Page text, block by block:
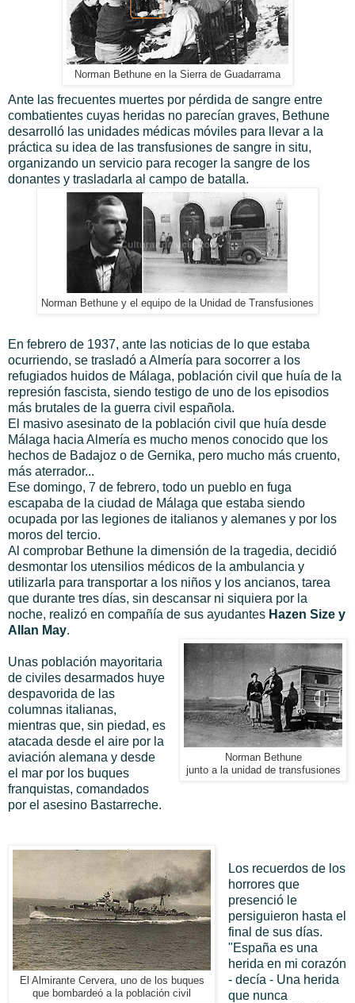
Norman Bethune en la Sierra de Guadarrama
Ante las frecuentes muertes por pérdida de sangre entre
combatientes cuyas heridas no parecían graves, Bethune
desarrolló las unidades médicas móviles para llevar a la
práctica su idea de las transfusiones de sangre in situ,
organizando un servicio para recoger la sangre de los
donantes y trasladarla al campo de batalla.
Norman Bethune y el equipo de la Unidad de Transfusiones
En febrero de 1937, ante las noticias de lo que estaba
ocurriendo, se trasladó a Almería para socorrer a los
refugiados huidos de Málaga, población civil que huía de la
represión fascista, siendo testigo de uno de los episodios
más brutales de la guerra civil española.
El masivo asesinato de la población civil que huía desde
Málaga hacia Almería es mucho menos conocido que los
hechos de Badajoz o de Gernika, pero mucho más cruento,
más aterrador...
Ese domingo, 7 de febrero, todo un pueblo en fuga
escapaba de la ciudad de Málaga que estaba siendo
ocupada por las legiones de italianos y alemanes y por los
moros del tercio.
Al comprobar Bethune la dimensión de la tragedia, decidió
desmontar los utensilios médicos de la ambulancia y
utilizarla para transportar a los niños y los ancianos, tarea
que durante tres días, sin descansar ni siquiera por la
noche, realizó en compañía de sus ayudantes Hazen Size y
Allan May.
Norman Bethune
junto a la unidad de transfusiones
Unas población mayoritaria
de civiles desarmados huye
despavorida de las
columnas italianas,
mientras que, sin piedad, es
atacada desde el aire por la
aviación alemana y desde
el mar por los buques
franquistas, comandados
por el asesino Bastarreche.
El Almirante Cervera, uno de los buques
que bombardeó a la población civil
Los recuerdos de los
horrores que
presenció le
persiguieron hasta el
final de sus días.
"España es una
herida en mi corazón
- decía - Una herida
que nunca